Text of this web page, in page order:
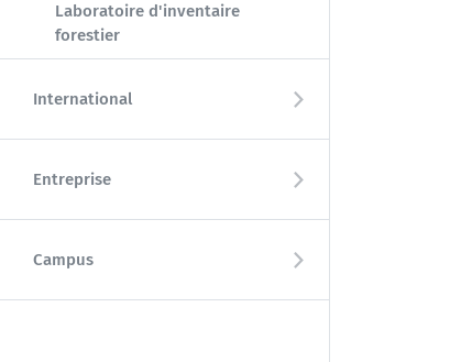
Laboratoire d'inventaire
forestier
International
Entreprise
Campus